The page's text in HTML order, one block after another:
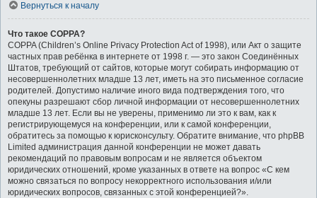
Вернуться к началу
Что такое COPPA?
COPPA (Children’s Online Privacy Protection Act of 1998), или Акт о защите
частных прав ребёнка в интернете от 1998 г. — это закон Соединённых
Штатов, требующий от сайтов, которые могут собирать информацию от
несовершеннолетних младше 13 лет, иметь на это письменное согласие
родителей. Допустимо наличие иного вида подтверждения того, что
опекуны разрешают сбор личной информации от несовершеннолетних
младше 13 лет. Если вы не уверены, применимо ли это к вам, как к
регистрирующемуся на конференции, или к самой конференции,
обратитесь за помощью к юрисконсульту. Обратите внимание, что phpBB
Limited администрация данной конференции не может давать
рекомендаций по правовым вопросам и не является объектом
юридических отношений, кроме указанных в ответе на вопрос «С кем
можно связаться по вопросу некорректного использования и/или
юридических вопросов, связанных с этой конференцией?».